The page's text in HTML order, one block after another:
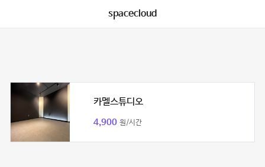
spacecloud
카멜스튜디오
4,900 원/시간